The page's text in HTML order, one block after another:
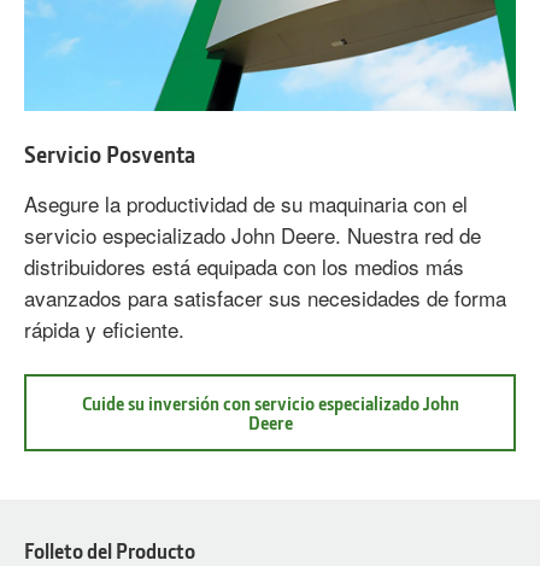
Servicio Posventa
Asegure la productividad de su maquinaria con el
servicio especializado John Deere. Nuestra red de
distribuidores está equipada con los medios más
avanzados para satisfacer sus necesidades de forma
rápida y eficiente.
Cuide su inversión con servicio especializado John
Deere
about
Folleto del Producto